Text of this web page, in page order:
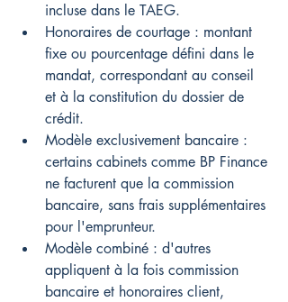
incluse dans le TAEG.
Honoraires de courtage : montant
fixe ou pourcentage défini dans le
mandat, correspondant au conseil
et à la constitution du dossier de
crédit.
Modèle exclusivement bancaire :
certains cabinets comme BP Finance
ne facturent que la commission
bancaire, sans frais supplémentaires
pour l'emprunteur.
Modèle combiné : d'autres
appliquent à la fois commission
bancaire et honoraires client,